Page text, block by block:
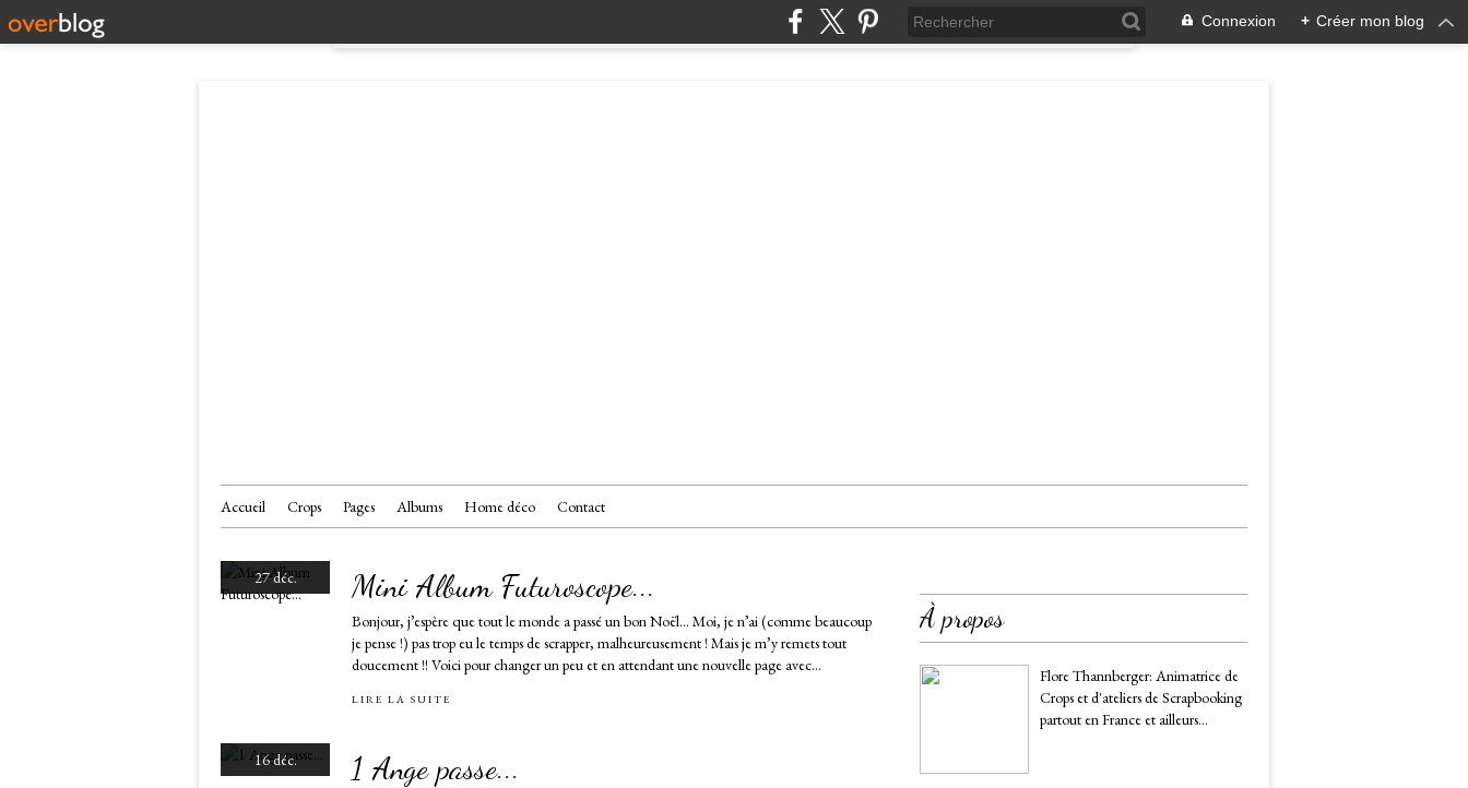
Connexion + Créer mon blog
Accueil Crops Pages Albums Home déco Contact
27 déc. Mini Album Futuroscope...
Bonjour, j’espère que tout le monde a passé un bon Noël… Moi, je n’ai (comme beaucoup
je pense !) pas trop eu le temps de scrapper, malheureusement ! Mais je m’y remets tout
doucement !! Voici pour changer un peu et en attendant une nouvelle page avec...
LIRE LA SUITE
16 déc. 1 Ange passe...
À propos
Flore Thannberger: Animatrice de
Crops et d'ateliers de Scrapbooking
partout en France et ailleurs...